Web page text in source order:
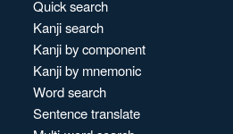
Quick search
Kanji search
Kanji by component
Kanji by mnemonic
Word search
Sentence translate